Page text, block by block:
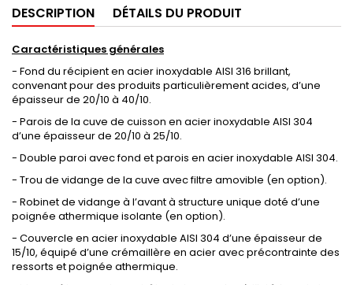
DESCRIPTION DÉTAILS DU PRODUIT
Caractéristiques générales
- Fond du récipient en acier inoxydable AISI 316 brillant,
convenant pour des produits particulièrement acides, d’une
épaisseur de 20/10 à 40/10.
- Parois de la cuve de cuisson en acier inoxydable AISI 304
d’une épaisseur de 20/10 à 25/10.
- Double paroi avec fond et parois en acier inoxydable AISI 304.
- Trou de vidange de la cuve avec filtre amovible (en option).
- Robinet de vidange à l’avant à structure unique doté d’une
poignée athermique isolante (en option).
- Couvercle en acier inoxydable AISI 304 d’une épaisseur de
15/10, équipé d’une crémaillère en acier avec précontrainte des
ressorts et poignée athermique.